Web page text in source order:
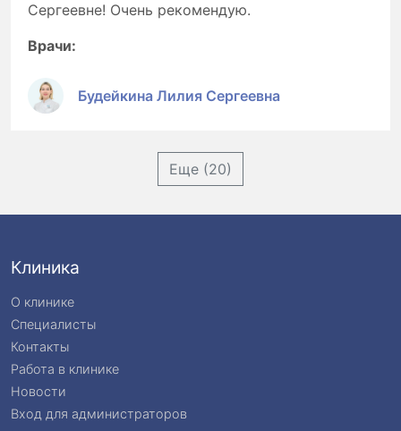
Сергеевне! Очень рекомендую.
Врачи:
Будейкина Лилия Сергеевна
Еще (20)
Клиника
О клинике
Специалисты
Контакты
Работа в клинике
Новости
Вход для администраторов